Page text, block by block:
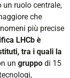
un ruolo centrale,
che
più precise
LHCb è
tra i quali la
un gruppo di 15